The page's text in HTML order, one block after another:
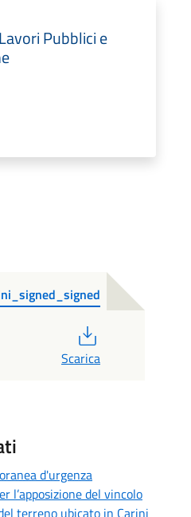
Pubblici e
Scarica
d'urgenza
l’apposizione del vincolo
terreno ubicato in Carini